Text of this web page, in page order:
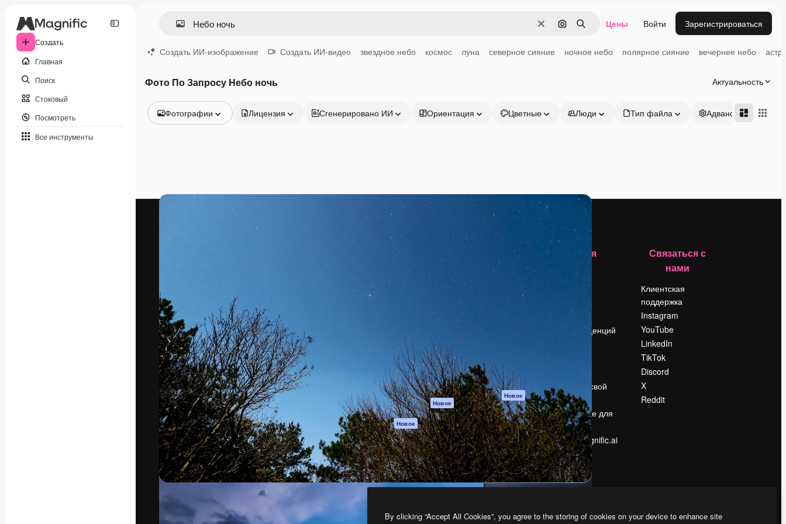
Создать
Главная
Поиск
Стоковый
Посмотреть
Все инструменты
ОчиститьПоиск по изображению
Поиск Цены Войти Зарегистрироваться
Создать ИИ-изображение Создать ИИ-видео звездное небо космос луна северное сияние ночное небо полярное сияние вечернее небо
Фото По Запросу Небо ночь Актуальность
Фотографии
Видео
Моушн-дизайн
Видеошаблоны
Лицензия Сгенерировано ИИ Ориентация Цветные Люди Тип файла Адвансд
Креативная платформа для создания
подписчиков среди креаторов,
предприятий, агентств и студий.
Pусский
Продукция
Генератор голоса
на основе ИИ
Стоковый контент
MCP для
Claude/ChatGPT
Новое
Агенты Новое
API
Мобильное
приложение
Все инструменты
Magnific
Начать
Документация по
Пакету ИИ
Служба
поддержки
положения
Политика
конфиденциальности
Оригиналы Новое
Политика файлов
cookie
Центр доверия
Партнеры
Предприятие
Компания
Цены
Вакансии
Поиск тенденций
Блог
События
Продайте свой
контент
Помещение для
прессы
Ищете magnific.ai
Связаться с
нами
Клиентская
поддержка
Instagram
YouTube
LinkedIn
TikTok
Discord
X
Reddit
By clicking “Accept All Cookies”, you agree to the storing of cookies on your device to enhance site